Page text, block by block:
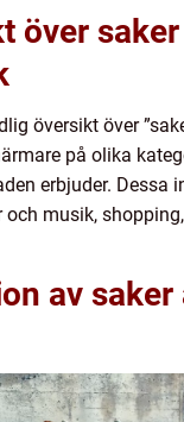
över
översikt över
på olika
erbjuder. Dessa
och musik,
av saker